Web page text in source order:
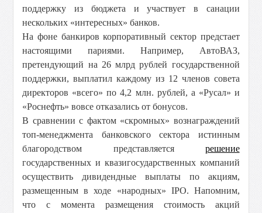
поддержку из бюджета и участвует в санации
нескольких «интересных» банков.
На фоне банкиров корпоративный сектор предстает
настоящими париями. Например, АвтоВАЗ,
претендующий на 26 млрд рублей государственной
поддержки, выплатил каждому из 12 членов совета
директоров «всего» по 4,2 млн. рублей, а «Русал» и
«Роснефть» вовсе отказались от бонусов.
В сравнении с фактом «скромных» вознаграждений
топ-менеджмента банковского сектора истинным
благородством представляется решение
государственных и квазигосударственных компаний
осуществить дивидендные выплаты по акциям,
размещенным в ходе «народных» IPO. Напомним,
что с момента размещения стоимость акций